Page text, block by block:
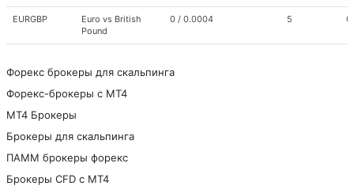
EURGBP
Euro vs British
Pound
0 / 0.0004 5
Yen
EURNZD
Euro vs New
GBPAUD
British Pound vs
Форекс брокеры для скальпинга
Форекс-брокеры с MT4
МТ4 Брокеры
Брокеры для скальпинга
ПАММ брокеры форекс
Брокеры CFD с МТ4